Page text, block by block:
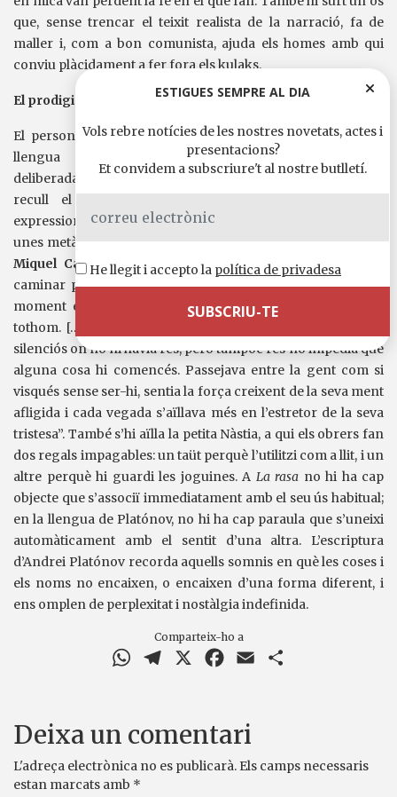
que, sense trencar el teixit realista de la narració, fa de
maller i, com a bon comunista, ajuda els homes amb qui
conviu plàcidament a fer fora els kulaks.
El prodigi lingüístic de l’autor
El personatge més viu, però, i el més imprevisible, és la
llengua d’Andrei Platónov, una llengua única,
deliberadament incorrecta, angulosa i tautològica, que
recull el titubeig de les converses quotidianes, les
expressions populars, els tecnicismes propis de l’època i
unes metàfores que fan pensar en la poesia expressionista.
Miquel Caballa trasllada admirablement: “En Vósxev va
caminar per la ciutat fins al capvespre, com si esperés el
moment en què el món s’havia de tornar conegut per a
tothom. […] En la foscor del seu cos, va percebre un lloc
silenciós on no hi havia res, però tampoc res no impedia que
alguna cosa hi comencés. Passejava entre la gent com si
visqués sense ser-hi, sentia la força creixent de la seva ment
afligida i cada vegada s’aïllava més en l’estretor de la seva
tristesa”. També s’hi aïlla la petita Nàstia, a qui els obrers fan
dos regals impagables: un taüt perquè l’utilitzi com a llit, i un
altre perquè hi guardi les joguines. A La rasa no hi ha cap
objecte que s’associï immediatament amb el seu ús habitual;
en la llengua de Platónov, no hi ha cap paraula que s’uneixi
automàticament amb el sentit d’una altra. L’escriptura
d’Andrei Platónov recorda aquells somnis en què les coses i
els noms no encaixen, o encaixen d’una forma diferent, i
ens omplen de perplexitat i nostàlgia indefinida.
Comparteix-ho a
WhatsAppTelegram Facebook
Email
Deixa un comentari
L'adreça electrònica no es publicarà. Els camps necessaris
estan marcats amb *
ESTIGUES SEMPRE AL DIA
Vols rebre notícies de les nostres novetats, actes i
presentacions?
Et convidem a subscriure't al nostre butlletí.
He llegit i accepto la política de privadesa